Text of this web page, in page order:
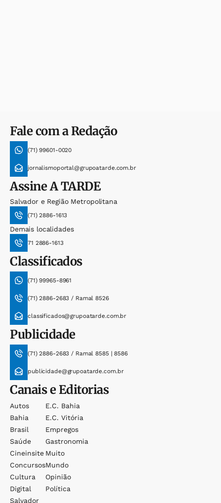
Fale com a Redação
(71) 99601-0020
jornalismoportal@grupoatarde.com.br
AssineA TARDE
Salvador e Região Metropolitana
(71) 2886-1613
Demais localidades
71 2886-1613
Classificados
(71) 99965-8961
(71) 2886-2683 / Ramal 8526
classificados@grupoatarde.com.br
Publicidade
(71) 2886-2683 / Ramal 8585 | 8586
publicidade@grupoatarde.com.br
Canais e Editorias
Autos
Bahia
Brasil
Saúde
Cineinsite
Concursos
Cultura
Digital
Salvador
E.c. Bahia
E.c. Vitória
Empregos
Gastronomia
Muito
Mundo
Opinião
Política